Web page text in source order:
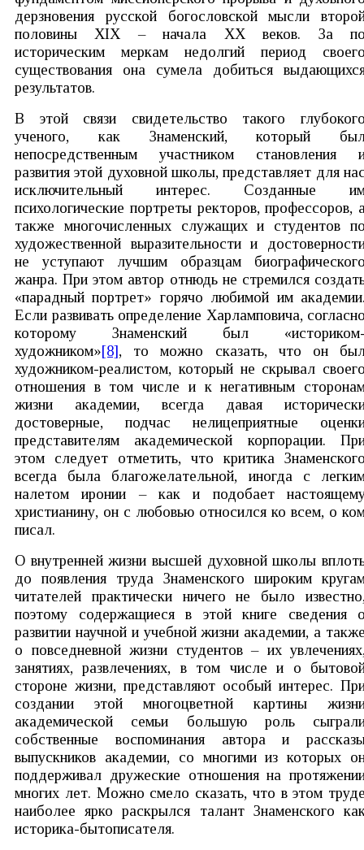
дерзновения русской богословской мысли
половины ХIХ – начала ХХ веков. За
историческим меркам недолгий период
существования она сумела добиться
результатов.
В этой связи свидетельство такого
ученого, как Знаменский, который
непосредственным участником становления
развития этой духовной школы, представляет для
исключительный интерес. Созданные
психологические портреты ректоров, профессоров,
также многочисленных служащих и студентов
художественной выразительности и
не уступают лучшим образцам
жанра. При этом автор отнюдь не стремился
«парадный портрет» горячо любимой им
Если развивать определение Харламповича,
которому Знаменский был
художником»[8], то можно сказать, что он
художником-реалистом, который не скрывал
отношения в том числе и к негативным
жизни академии, всегда давая
достоверные, подчас нелицеприятные
представителям академической корпорации.
этом следует отметить, что критика
всегда была благожелательной, иногда с
налетом иронии – как и подобает
христианину, он с любовью относился ко всем, о
писал.
О внутренней жизни высшей духовной школы
до появления труда Знаменского широким
читателей практически ничего не было
поэтому содержащиеся в этой книге сведения
развитии научной и учебной жизни академии, а
о повседневной жизни студентов – их
занятиях, развлечениях, в том числе и о
стороне жизни, представляют особый интерес.
создании этой многоцветной картины
академической семьи большую роль
собственные воспоминания автора и
выпускников академии, со многими из которых
поддерживал дружеские отношения на
многих лет. Можно смело сказать, что в этом
наиболее ярко раскрылся талант Знаменского
историка-бытописателя.